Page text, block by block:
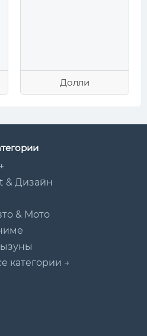
Долли
& Дизайн
& Мото
категории →